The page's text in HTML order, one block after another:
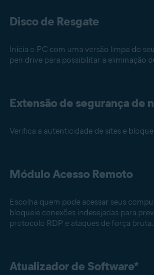
Disco de Resgate
Inicia o PC com uma versão limpa do
pen drive para possibilitar a eliminação
Extensão de segurança de
Verifica a autenticidade de sites e
Módulo Acesso Remoto
Escolha quem pode acessar seus
bloqueie conexões indesejadas para
protocolo RDP e ataques de força bruta.
Atualizador de Software*